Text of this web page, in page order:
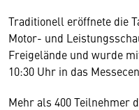
Traditionell eröffnete die
Motor- und
Freigelände und wurde
10:30 Uhr in das
Mehr als 400 Teilnehmer